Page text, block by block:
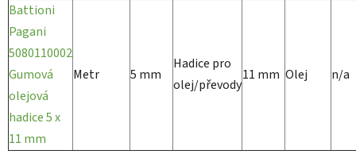
Battioni
Pagani
5080110002
Gumová
olejová
hadice 5 x
11 mm
Metr 5 mm
Hadice pro
olej/převody
11 mm Olej n/a